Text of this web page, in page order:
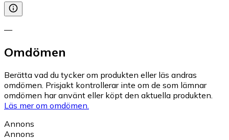
—
Omdömen
Berätta vad du tycker om produkten eller läs andras
omdömen. Prisjakt kontrollerar inte om de som lämnar
omdömen har använt eller köpt den aktuella produkten.
Läs mer om omdömen.
Annons
Annons